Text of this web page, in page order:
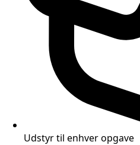
Udstyr til enhver opgave